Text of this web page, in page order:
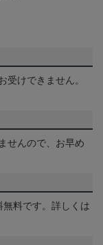
受けできません。
せんので、お早め
料です。詳しくは